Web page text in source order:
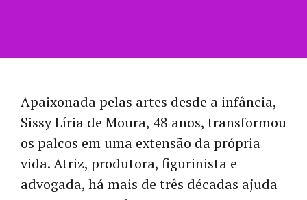
Apaixonada pelas artes desde a infância,
Sissy Líria de Moura, 48 anos, transformou
os palcos em uma extensão da própria
vida. Atriz, produtora, figurinista e
advogada, há mais de três décadas ajuda